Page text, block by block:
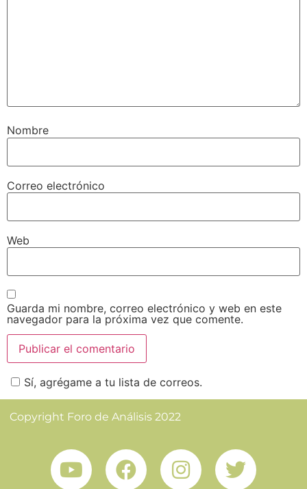
Nombre
Correo electrónico
Web
Guarda mi nombre, correo electrónico y web en este
navegador para la próxima vez que comente.
Sí, agrégame a tu lista de correos.
Copyright Foro de Análisis 2022